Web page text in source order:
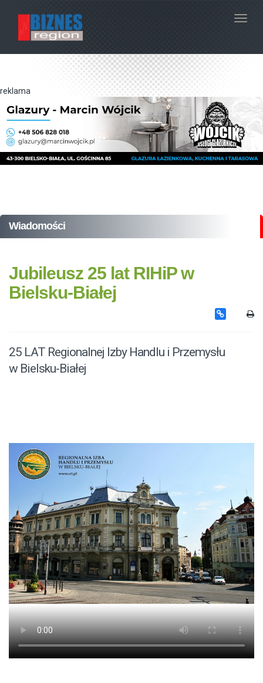
reklama
Wiadomości
Jubileusz 25 lat RIHiP w
Bielsku-Białej
25 LAT Regionalnej Izby Handlu i Przemysłu
w Bielsku-Białej